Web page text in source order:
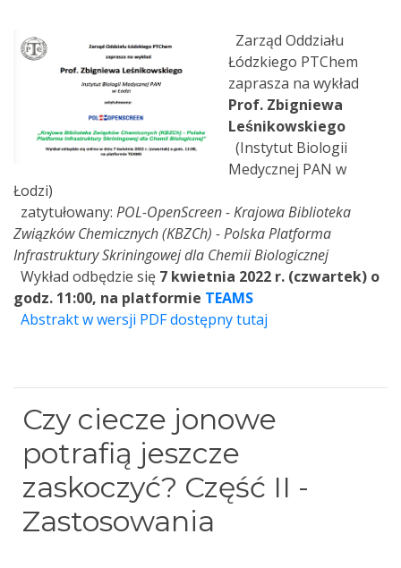
Zarząd Oddziału
Łódzkiego PTChem
zaprasza na wykład
Prof. Zbigniewa
Leśnikowskiego
(Instytut Biologii
Medycznej PAN w
Łodzi)
zatytułowany: POL-OpenScreen - Krajowa Biblioteka
Związków Chemicznych (KBZCh) - Polska Platforma
Infrastruktury Skriningowej dla Chemii Biologicznej
Wykład odbędzie się 7 kwietnia 2022 r. (czwartek) o
godz. 11:00, na platformie TEAMS
Abstrakt w wersji PDF dostępny tutaj
Czy ciecze jonowe
potrafią jeszcze
zaskoczyć? Część II -
Zastosowania